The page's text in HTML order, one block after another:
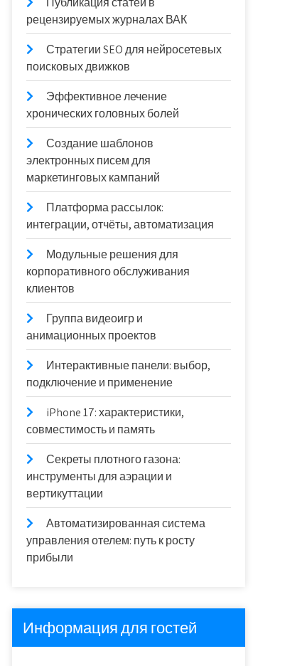
рецензируемых журналах ВАК
Стратегии SEO для нейросетевых
поисковых движков
Эффективное лечение
хронических головных болей
Создание шаблонов
электронных писем для
маркетинговых кампаний
Платформа рассылок:
интеграции, отчёты, автоматизация
Модульные решения для
корпоративного обслуживания
клиентов
Группа видеоигр и
анимационных проектов
Интерактивные панели: выбор,
подключение и применение
iPhone 17: характеристики,
совместимость и память
Секреты плотного газона:
инструменты для аэрации и
вертикуттации
Автоматизированная система
управления отелем: путь к росту
прибыли
Информация для гостей